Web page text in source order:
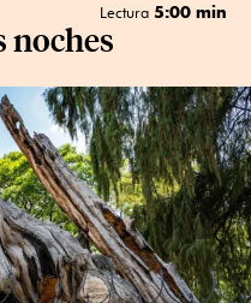
Lectura 5:00 min
noches